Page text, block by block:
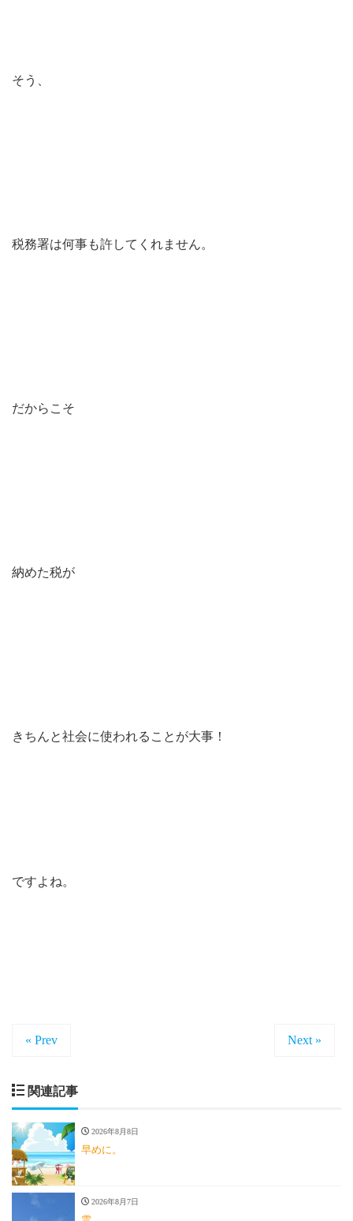
そう、
税務署は何事も許してくれません。
だからこそ
納めた税が
きちんと社会に使われることが大事！
ですよね。
« Prev Next »
関連記事
2026年8月8日
早めに。
2026年8月7日